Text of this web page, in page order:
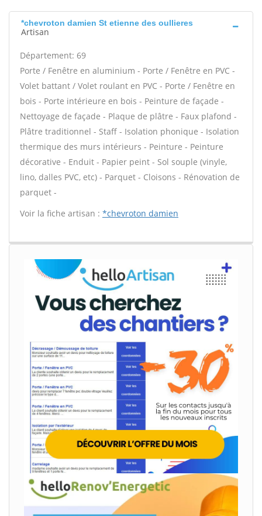
*chevroton damien St etienne des oullieres
Artisan
Département: 69
Porte / Fenêtre en aluminium - Porte / Fenêtre en PVC -
Volet battant / Volet roulant en PVC - Porte / Fenêtre en
bois - Porte intérieure en bois - Peinture de façade -
Nettoyage de façade - Plaque de plâtre - Faux plafond -
Plâtre traditionnel - Staff - Isolation phonique - Isolation
thermique des murs intérieurs - Peinture - Peinture
décorative - Enduit - Papier peint - Sol souple (vinyle,
lino, dalles PVC, etc) - Parquet - Cloisons - Rénovation de
parquet -
Voir la fiche artisan : *chevroton damien